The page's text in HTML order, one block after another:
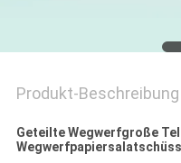
Produkt-Beschreibung
Geteilte Wegwerfgroße